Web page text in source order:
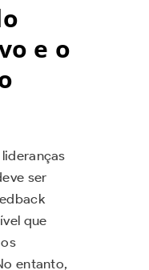
e o
ser
que
entanto,